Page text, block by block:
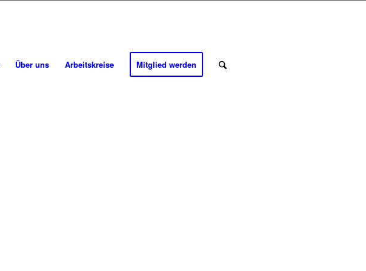
Über uns Arbeitskreise Mitglied werden